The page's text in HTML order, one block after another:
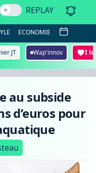
REPLAY
ECONOMIE
JT Wap'innov I
au subside
d’euros pour